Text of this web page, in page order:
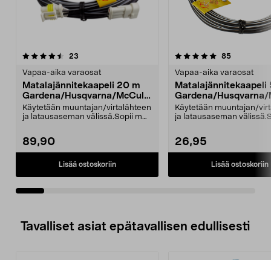
23
Vapaa-aika varaosat
Matalajännitekaapeli 20 m
Gardena/Husqvarna/McCullo
ch/Flymo
Käytetään muuntajan/virtalähteen
ja latausaseman välissä.Sopii mm.
89,90
Lisää ostoskoriin
5.0viidestä
85arvostelut
Vapaa-aika varaosat
Matalajännitekaapeli
Gardena/Husqvarna/
ch/Flymo
Käytetään muuntajan/
ja latausaseman
26,95
Lisää ostoskoriin
4.5viidestä
Tavalliset asiat epätavallisen edullisesti